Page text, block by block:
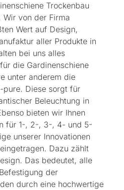
Trockenbau
Wir von der Firma
Wert auf Design,
aller Produkte in
bei uns alles
die Gardinenschiene
unter anderem die
pure. Diese sorgt für
Beleuchtung in
bieten wir Ihnen
für 1-, 2-, 3-, 4- und 5-
unserer Innovationen
Dazu zählt
Das bedeutet, alle
der
durch eine hochwertige